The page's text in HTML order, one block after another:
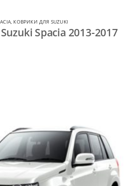
, КОВРИКИ ДЛЯ SUZUKI
Spacia 2013-2017